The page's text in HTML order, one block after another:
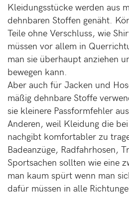
Kleidungsstücke werden aus
dehnbaren Stoffen genäht.
Teile ohne Verschluss, wie
müssen vor allem in
man sie überhaupt anziehen
bewegen kann.
Aber auch für Jacken und
mäßig dehnbare Stoffe
sie kleinere Passformfehler
Anderen, weil Kleidung die
nachgibt komfortabler zu
Badeanzüge, Radfahrhosen,
Sportsachen sollten wie eine
man kaum spürt wenn man
dafür müssen in alle